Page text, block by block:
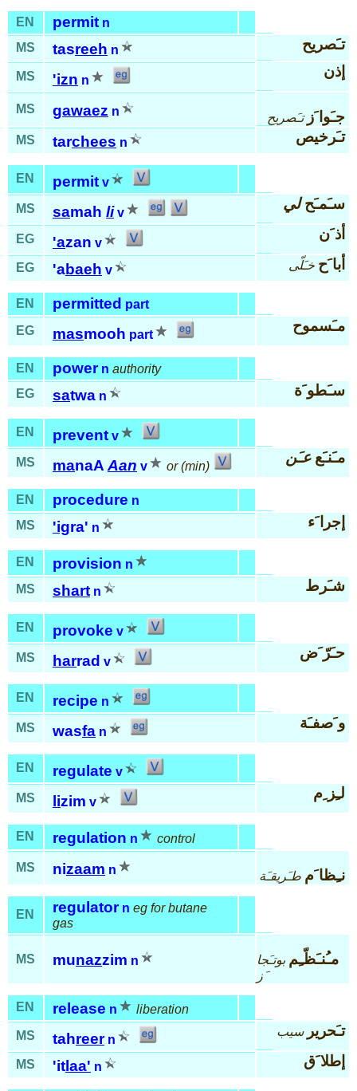
EN permit n
MS
tasreeh n تـَصريح
MS 'izn n
إذن
MS gawaez n جـَوا َز تـَصريح
MS
tarchees n تـَرخيص
EN permit v
MS
samah li v
سـَمـَحلي
EG 'azan v
أذ َن
EG 'abaeh v أبا َح خـَلّى
EN permitted part
EG
masmooh part
مـَسموح
EN power n authority
EG
satwa n سـَطو َة
EN prevent v
MS
manaAAan v or (min)
مـَنـَععـَن
EN procedure n
MS
'igra' n إجرا َء
EN provision n
MS
shart n شـَرط
EN provoke v
MS
harrad v
حـَرّ َض
EN recipe n
MS
wasfa n
و َصفـَة
EN regulate v
MS
lizim v
لـِز ِم
EN regulation n control
MS nizaam n نـِظا َم طـَريقـَة
EN regulator n eg for butane
gas
MS munazzim n مـُنـَظّـِم بوتـَجا
َز
EN release n
liberation
MS
tahreer n
تـَحرير سيب
MS 'it laa' n إطلا َق